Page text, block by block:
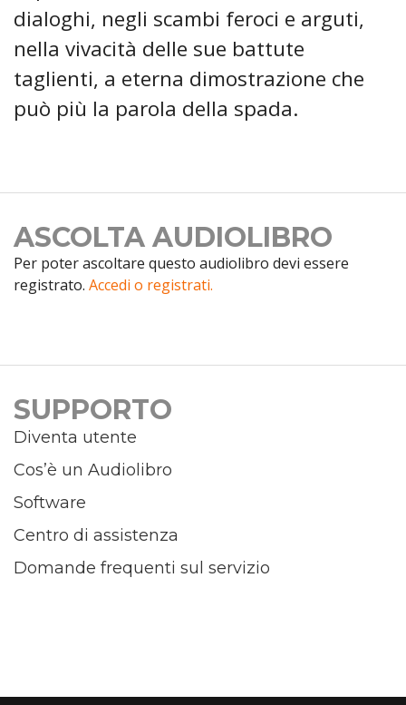
dialoghi, negli scambi feroci e arguti,
nella vivacità delle sue battute
taglienti, a eterna dimostrazione che
può più la parola della spada.
ASCOLTA AUDIOLIBRO
Per poter ascoltare questo audiolibro devi essere
registrato. Accedi o registrati.
SUPPORTO
Diventa utente
Cos’è un Audiolibro
Software
Centro di assistenza
Domande frequenti sul servizio